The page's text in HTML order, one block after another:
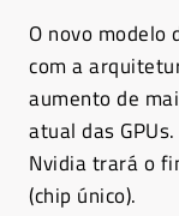
O novo modelo
com a
aumento de
atual das
Nvidia trará o
(chip único).